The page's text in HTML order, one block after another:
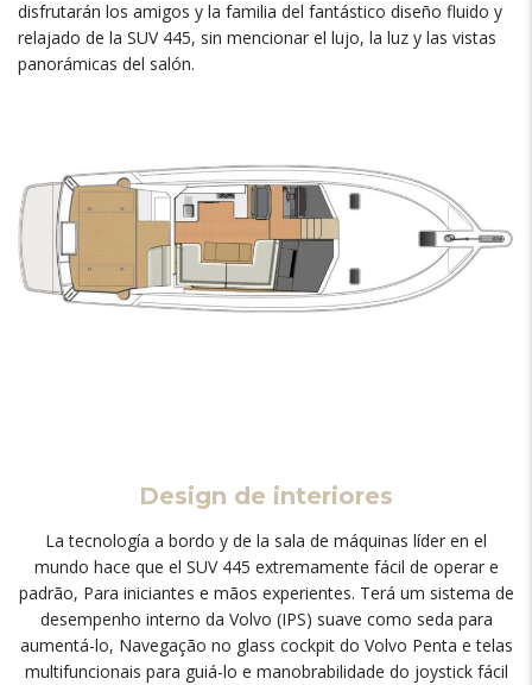
disfrutarán los amigos y la familia del fantástico diseño fluido y
relajado de la SUV445, sin mencionar el lujo, la luz y las vistas
panorámicas del salón.
Design de interiores
La tecnología a bordo y de la sala de máquinas líder en el
mundo hace que el SUV445 extremamente fácil de operar e
padrão, Para iniciantes e mãos experientes. Terá um sistema de
desempenho interno da Volvo (IPS) suave como seda para
aumentá-lo, Navegação no glass cockpit do Volvo Penta e telas
multifuncionais para guiá-lo e manobrabilidade do joystick fácil